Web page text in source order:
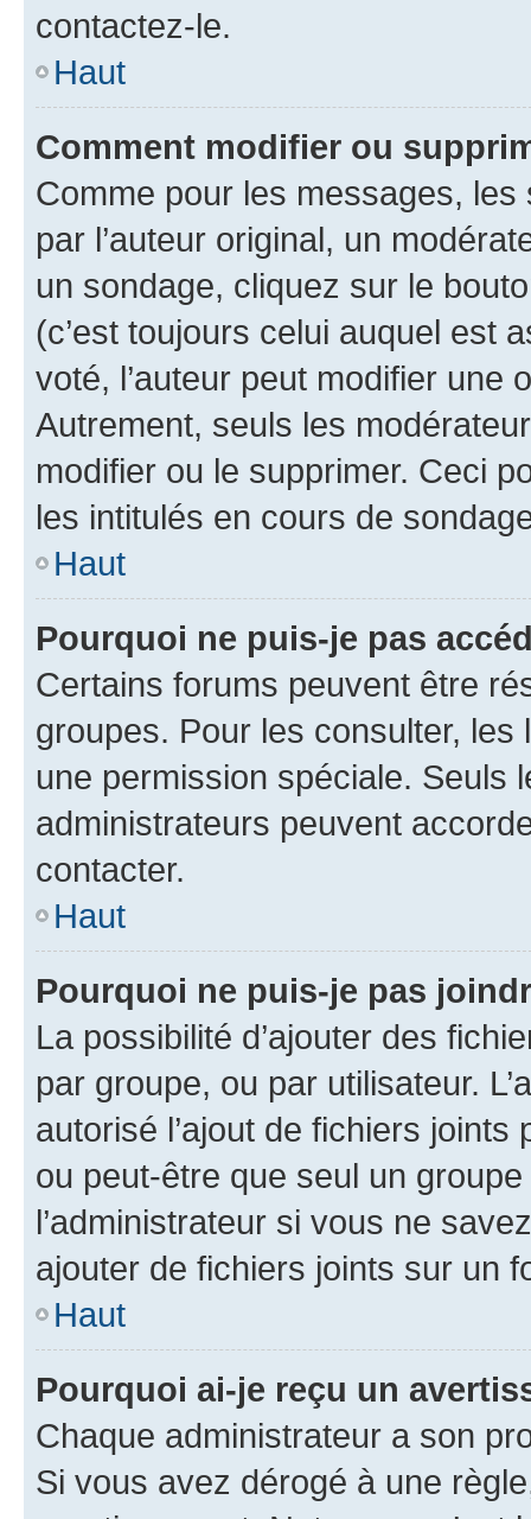
contactez-le.
Haut
Comment modifier ou
Comme pour les messages,
par l’auteur original, un
un sondage, cliquez sur le
(c’est toujours celui auquel est
voté, l’auteur peut modifier une
Autrement, seuls les
modifier ou le supprimer. Ceci
les intitulés en cours de
Haut
Pourquoi ne puis-je pas
Certains forums peuvent être
groupes. Pour les consulter,
une permission spéciale. Seuls
administrateurs peuvent
contacter.
Haut
Pourquoi ne puis-je pas
La possibilité d’ajouter des
par groupe, ou par utilisateur.
autorisé l’ajout de fichiers
ou peut-être que seul un
l’administrateur si vous ne
ajouter de fichiers joints sur un
Haut
Pourquoi ai-je reçu un
Chaque administrateur a son
Si vous avez dérogé à une